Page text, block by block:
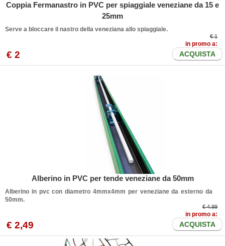
Coppia Fermanastro in PVC per spiaggiale veneziane da 15 e
25mm
Serve a bloccare il nastro della veneziana allo spiaggiale.
€ 1
in promo a:
€ 2 ACQUISTA
Alberino in PVC per tende veneziane da 50mm
Alberino in pvc con diametro 4mmx4mm per veneziane da esterno da
50mm.
€ 4.99
in promo a:
€ 2,49 ACQUISTA